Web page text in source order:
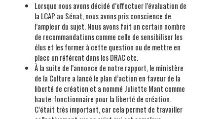
Lorsque nous avons décidé d’effectuer l’évaluation de
la LCAP au Sénat, nous avons pris conscience de
l’ampleur du sujet. Nous avons fait un certain nombre
de recommandations comme celle de sensibiliser les
élus et les former à cette question ou de mettre en
place un référent dans les DRAC etc.
À la suite de l’annonce de notre rapport, le ministère
de la Culture a lancé le plan d’action en faveur de la
liberté de création et a nommé Juliette Mant comme
haute-fonctionnaire pour la liberté de création.
C’était très important, car cela permet de travailler